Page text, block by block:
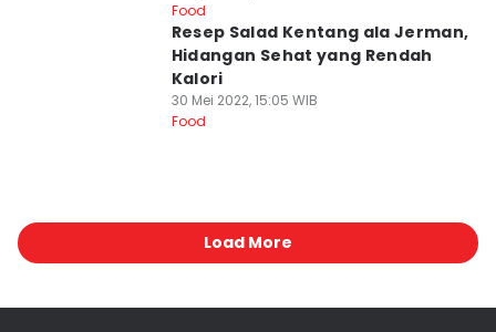
Food
Resep Salad Kentang ala Jerman,
Hidangan Sehat yang Rendah
Kalori
30 Mei 2022, 15:05 WIB
Food
Load More